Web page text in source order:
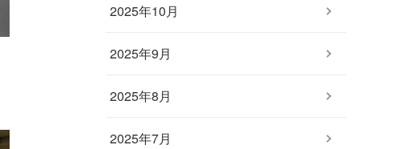
2025年10月
2025年9月
2025年8月
2025年7月